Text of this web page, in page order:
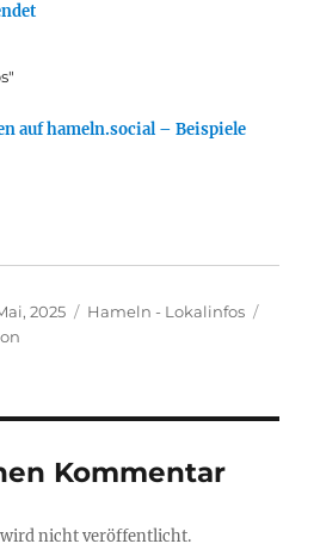
auf hameln.social – Beispiele
2025 Kategorien
Hameln - Lokalinfos
Kommentar
nicht veröffentlicht.